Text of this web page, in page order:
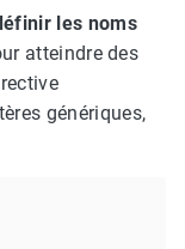
les noms
atteindre des
génériques,